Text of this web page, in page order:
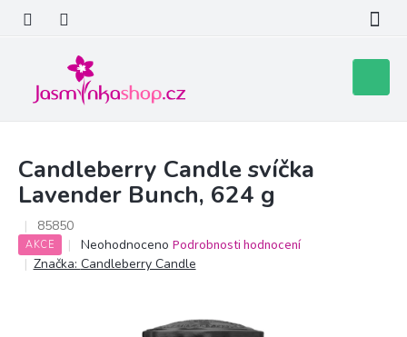
obsah
košík
Candleberry Candle svíčka
Lavender Bunch, 624 g
85850
AKCE
Průměrné
hodnocení
Neohodnoceno Podrobnosti hodnocení
Značka: Candleberry Candle